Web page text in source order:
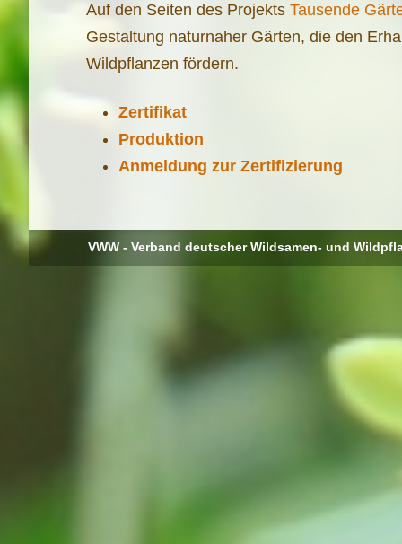
Auf den Seiten des Projekts Tausende
Gestaltung naturnaher Gärten, die den
Wildpflanzen fördern.
Zertifikat
Produktion
Anmeldung zur Zertifizierung
VWW - Verband deutscher Wildsamen- und